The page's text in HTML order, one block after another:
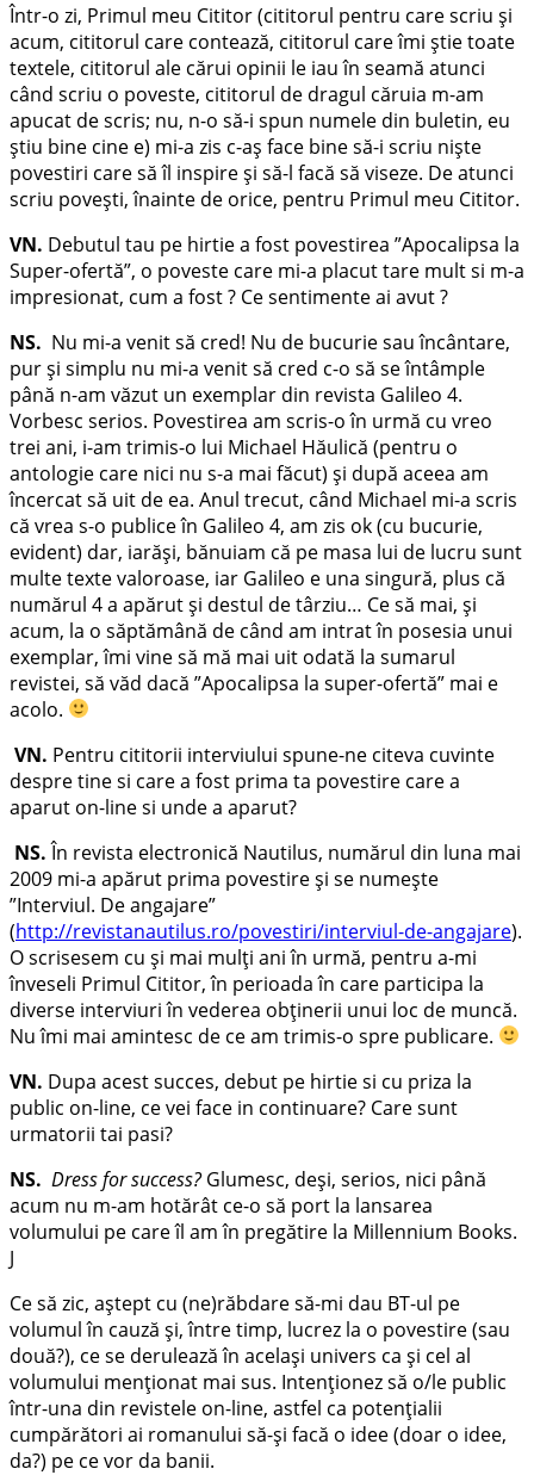
Într-o zi, Primul meu Cititor (cititorul pentru care scriu și
acum, cititorul care contează, cititorul care îmi știe toate
textele, cititorul ale cărui opinii le iau în seamă atunci
când scriu o poveste, cititorul de dragul căruia m-am
apucat de scris; nu, n-o să-i spun numele din buletin, eu
știu bine cine e) mi-a zis c-aș face bine să-i scriu niște
povestiri care să îl inspire și să-l facă să viseze. De atunci
scriu povești, înainte de orice, pentru Primul meu Cititor.
VN. Debutul tau pe hirtie a fost povestirea ”Apocalipsa la
Super-ofertă”, o poveste care mi-a placut tare mult si m-a
impresionat, cum a fost ? Ce sentimente ai avut ?
NS. Nu mi-a venit să cred! Nu de bucurie sau încântare,
pur și simplu nu mi-a venit să cred c-o să se întâmple
până n-am văzut un exemplar din revista Galileo 4.
Vorbesc serios. Povestirea am scris-o în urmă cu vreo
trei ani, i-am trimis-o lui Michael Hăulică (pentru o
antologie care nici nu s-a mai făcut) și după aceea am
încercat să uit de ea. Anul trecut, când Michael mi-a scris
că vrea s-o publice în Galileo 4, am zis ok (cu bucurie,
evident) dar, iarăși, bănuiam că pe masa lui de lucru sunt
multe texte valoroase, iar Galileo e una singură, plus că
numărul 4 a apărut și destul de târziu… Ce să mai, și
acum, la o săptămână de când am intrat în posesia unui
exemplar, îmi vine să mă mai uit odată la sumarul
revistei, să văd dacă ”Apocalipsa la super-ofertă” mai e
acolo.
VN. Pentru cititorii interviului spune-ne citeva cuvinte
despre tine si care a fost prima ta povestire care a
aparut on-line si unde a aparut?
NS.În revista electronică Nautilus, numărul din luna mai
2009 mi-a apărut prima povestire și se numește
”Interviul. De angajare”
(http://revistanautilus.ro/povestiri/interviul-de-angajare).
O scrisesem cu și mai mulți ani în urmă, pentru a-mi
înveseli Primul Cititor, în perioada în care participa la
diverse interviuri în vederea obținerii unui loc de muncă.
Nu îmi mai amintesc de ce am trimis-o spre publicare.
VN. Dupa acest succes, debut pe hirtie si cu priza la
public on-line, ce vei face in continuare? Care sunt
urmatorii tai pasi?
NS. Dress for success?Glumesc, deși, serios, nici până
acum nu m-am hotărât ce-o să port la lansarea
volumului pe care îl am în pregătire la Millennium Books.
J
Ce să zic, aștept cu (ne)răbdare să-mi dau BT-ul pe
volumul în cauză și, între timp, lucrez la o povestire (sau
două?), ce se derulează în același univers ca și cel al
volumului menționat mai sus. Intenționez să o/le public
într-una din revistele on-line, astfel ca potențialii
cumpărători ai romanului să-și facă o idee (doar o idee,
da?) pe ce vor da banii.